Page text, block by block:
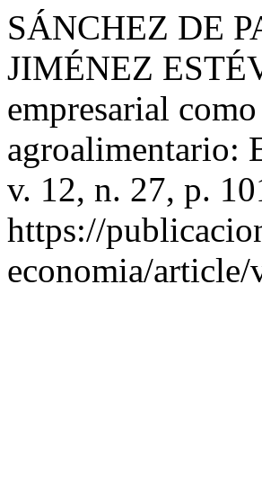
SÁNCHEZ DE
JIMÉNEZ
empresarial
agroalimentario:
v. 12, n. 27, p.
https://
economia/